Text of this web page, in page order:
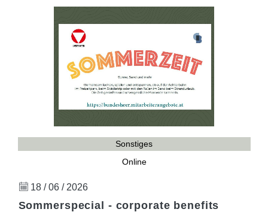
Sonstiges
Online
18 / 06 / 2026
Sommerspecial - corporate benefits